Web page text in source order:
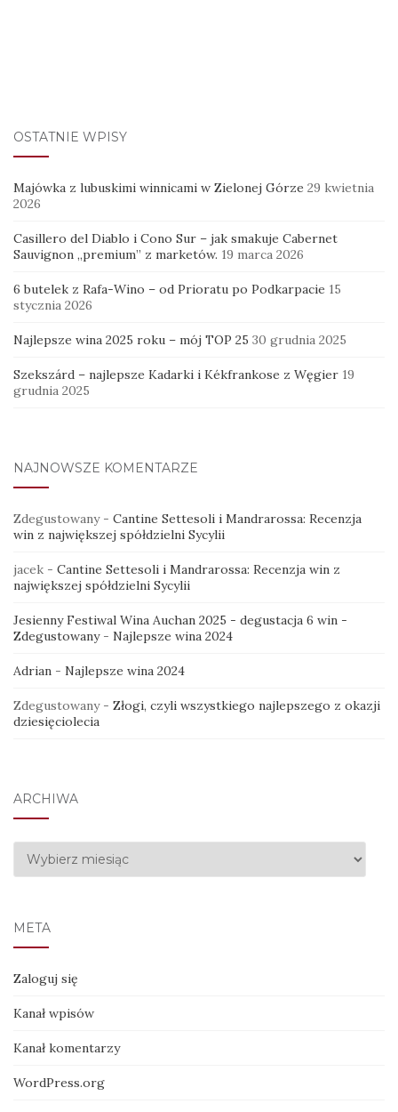
OSTATNIE WPISY
Majówka z lubuskimi winnicami w Zielonej Górze 29 kwietnia
2026
Casillero del Diablo i Cono Sur – jak smakuje Cabernet
Sauvignon „premium” z marketów. 19 marca 2026
6 butelek z Rafa-Wino – od Prioratu po Podkarpacie 15
stycznia 2026
Najlepsze wina 2025 roku – mój TOP 25 30 grudnia 2025
Szekszárd – najlepsze Kadarki i Kékfrankose z Węgier 19
grudnia 2025
NAJNOWSZE KOMENTARZE
Zdegustowany- Cantine Settesoli i Mandrarossa: Recenzja
win z największej spółdzielni Sycylii
jacek - Cantine Settesoli i Mandrarossa: Recenzja win z
największej spółdzielni Sycylii
Jesienny Festiwal Wina Auchan 2025 - degustacja 6 win -
Zdegustowany- Najlepsze wina 2024
Adrian - Najlepsze wina 2024
Zdegustowany- Złogi, czyli wszystkiego najlepszego z okazji
dziesięciolecia
ARCHIWA
Archiwa
META
Zaloguj się
Kanał wpisów
Kanał komentarzy
WordPress.org